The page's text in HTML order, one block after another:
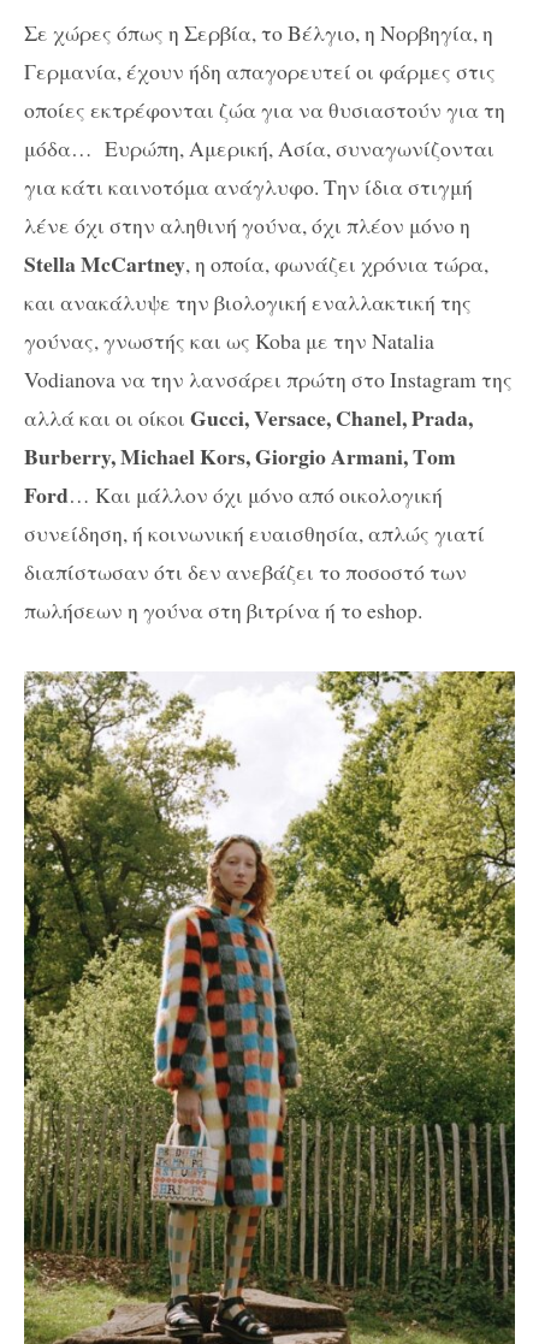
Σε χώρες όπως η Σερβία, το Βέλγιο, η Νορβηγία, η
Γερμανία, έχουν ήδη απαγορευτεί οι φάρμες στις
οποίες εκτρέφονται ζώα για να θυσιαστούν για τη
μόδα… Ευρώπη, Αμερική, Ασία, συναγωνίζονται
για κάτι καινοτόμα ανάγλυφο. Την ίδια στιγμή
λένε όχι στην αληθινή γούνα, όχι πλέον μόνο η
Stella McCartney, η οποία, φωνάζει χρόνια τώρα,
και ανακάλυψε την βιολογική εναλλακτική της
γούνας, γνωστής και ως Koba με την Natalia
Vodianova να την λανσάρει πρώτη στο Instagram της
αλλά και οι οίκοι Gucci, Versace, Chanel, Prada,
Burberry, Michael Kors, Giorgio Armani, Τom
Ford… Και μάλλον όχι μόνο από οικολογική
συνείδηση, ή κοινωνική ευαισθησία, απλώς γιατί
διαπίστωσαν ότι δεν ανεβάζει το ποσοστό των
πωλήσεων η γούνα στη βιτρίνα ή το eshop.